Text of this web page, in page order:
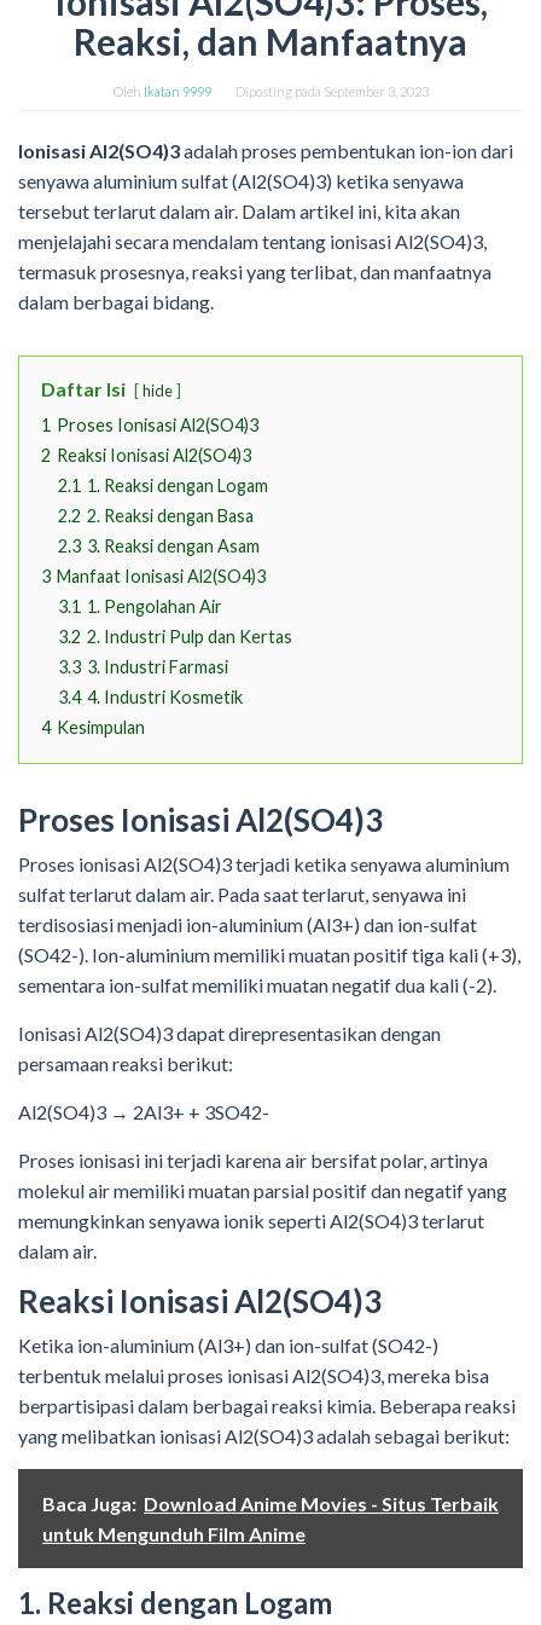
Reaksi, dan Manfaatnya
Oleh Ikatan 9999 Diposting pada September 3, 2023
Ionisasi Al2(SO4)3adalah proses pembentukan ion-ion dari
senyawa aluminium sulfat (Al2(SO4)3) ketika senyawa
tersebut terlarut dalam air. Dalam artikel ini, kita akan
menjelajahi secara mendalam tentang ionisasi Al2(SO4)3,
termasuk prosesnya, reaksi yang terlibat, dan manfaatnya
dalam berbagai bidang.
Daftar Isi hide
1 Proses Ionisasi Al2(SO4)3
2 Reaksi Ionisasi Al2(SO4)3
2.1 1. Reaksi dengan Logam
2.2 2. Reaksi dengan Basa
2.3 3. Reaksi dengan Asam
3 Manfaat Ionisasi Al2(SO4)3
3.1 1. Pengolahan Air
3.2 2. Industri Pulp dan Kertas
3.3 3. Industri Farmasi
3.4 4. Industri Kosmetik
4 Kesimpulan
Proses Ionisasi Al2(SO4)3
Proses ionisasi Al2(SO4)3 terjadi ketika senyawa aluminium
sulfat terlarut dalam air. Pada saat terlarut, senyawa ini
terdisosiasi menjadi ion-aluminium (Al3+) dan ion-sulfat
(SO42-). Ion-aluminium memiliki muatan positif tiga kali (+3),
sementara ion-sulfat memiliki muatan negatif dua kali (-2).
Ionisasi Al2(SO4)3 dapat direpresentasikan dengan
persamaan reaksi berikut:
Al2(SO4)3 → 2Al3+ + 3SO42-
Proses ionisasi ini terjadi karena air bersifat polar, artinya
molekul air memiliki muatan parsial positif dan negatif yang
memungkinkan senyawa ionik seperti Al2(SO4)3 terlarut
dalam air.
Reaksi Ionisasi Al2(SO4)3
Ketika ion-aluminium (Al3+) dan ion-sulfat (SO42-)
terbentuk melalui proses ionisasi Al2(SO4)3, mereka bisa
berpartisipasi dalam berbagai reaksi kimia. Beberapa reaksi
yang melibatkan ionisasi Al2(SO4)3 adalah sebagai berikut:
Baca Juga: Download Anime Movies - Situs Terbaik
untuk Mengunduh Film Anime
1. Reaksi dengan Logam